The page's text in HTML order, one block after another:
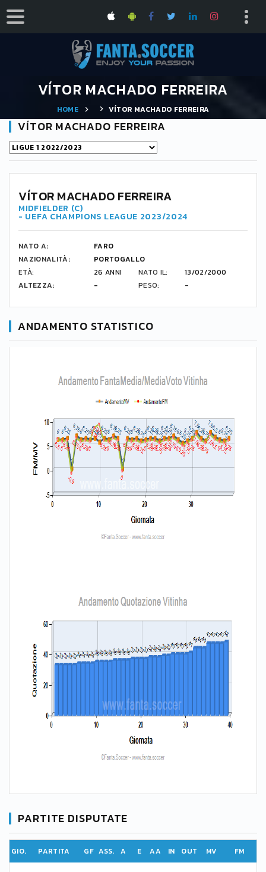
VÍTOR MACHADO FERREIRA
HOME VÍTOR MACHADO FERREIRA
VÍTOR MACHADO FERREIRA
17
VÍTOR MACHADO FERREIRA
MIDFIELDER (C)
- UEFA CHAMPIONS LEAGUE 2023/2024
NATO A:
FARO
NAZIONALITÀ:
PORTOGALLO
ETÀ:
26 ANNI NATO IL:
13/02/2000
ALTEZZA:
- PESO: -
ANDAMENTO STATISTICO
PARTITE DISPUTATE
GIO. PARTITA GF ASS. A E AA IN OUT MV FM